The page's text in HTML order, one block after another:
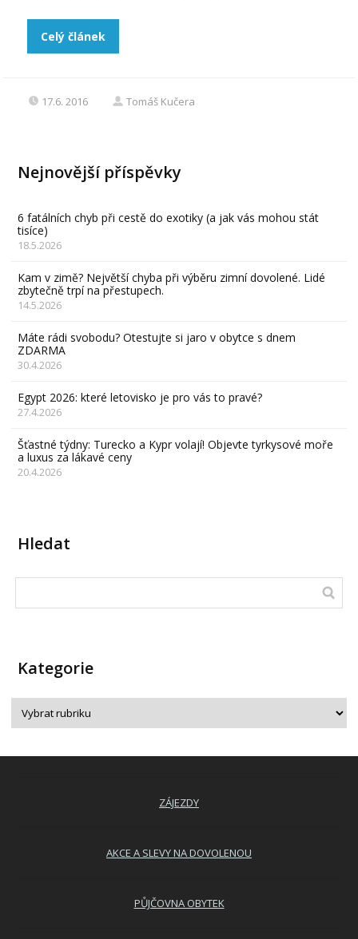
Celý článek
17.6. 2016 Tomáš Kučera
Nejnovější příspěvky
6 fatálních chyb při cestě do exotiky (a jak vás mohou stát
tisíce)
18.5.2026
Kam v zimě? Největší chyba při výběru zimní dovolené. Lidé
zbytečně trpí na přestupech.
14.5.2026
Máte rádi svobodu? Otestujte si jaro v obytce s dnem
ZDARMA
30.4.2026
Egypt 2026: které letovisko je pro vás to pravé?
27.4.2026
Šťastné týdny: Turecko a Kypr volají! Objevte tyrkysové moře
a luxus za lákavé ceny
20.4.2026
Hledat
Kategorie
ZÁJEZDY
AKCE A SLEVY NA DOVOLENOU
PŮJČOVNA OBYTEK